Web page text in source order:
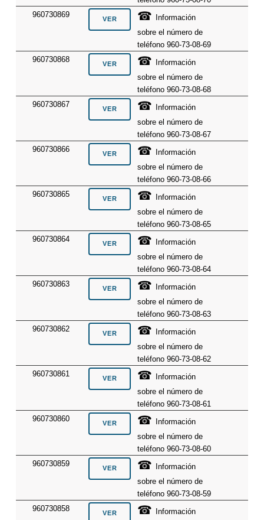
960730869
☎
Información
sobre el número de
teléfono 960-73-08-69
960730868
☎
Información
sobre el número de
teléfono 960-73-08-68
960730867
☎
Información
sobre el número de
teléfono 960-73-08-67
960730866
☎
Información
sobre el número de
teléfono 960-73-08-66
960730865
☎
Información
sobre el número de
teléfono 960-73-08-65
960730864
☎
Información
sobre el número de
teléfono 960-73-08-64
960730863
☎
Información
sobre el número de
teléfono 960-73-08-63
960730862
☎
Información
sobre el número de
teléfono 960-73-08-62
960730861
☎
Información
sobre el número de
teléfono 960-73-08-61
960730860
☎
Información
sobre el número de
teléfono 960-73-08-60
960730859
☎
Información
sobre el número de
teléfono 960-73-08-59
960730858
☎
Información